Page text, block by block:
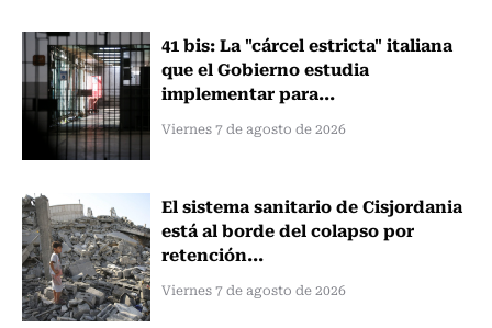
41 bis: La "cárcel estricta" italiana
que el Gobierno estudia
implementar para...
Viernes 7 de agosto de 2026
El sistema sanitario de Cisjordania
está al borde del colapso por
retención...
Viernes 7 de agosto de 2026